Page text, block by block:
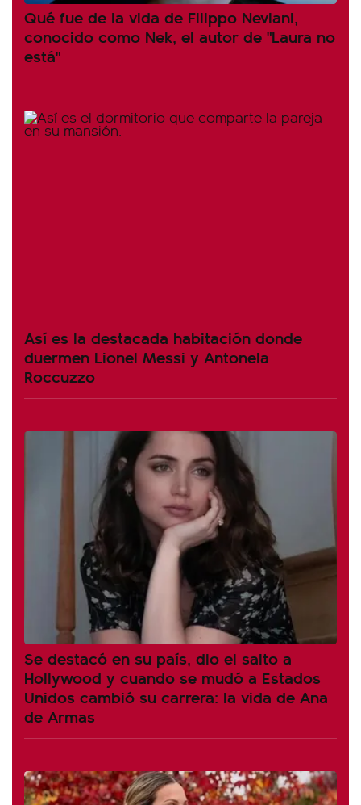
Qué fue de la vida de Filippo Neviani,
conocido como Nek, el autor de "Laura no
está"
Así es la destacada habitación donde
duermen Lionel Messi y Antonela
Roccuzzo
Se destacó en su país, dio el salto a
Hollywood y cuando se mudó a Estados
Unidos cambió su carrera: la vida de Ana
de Armas